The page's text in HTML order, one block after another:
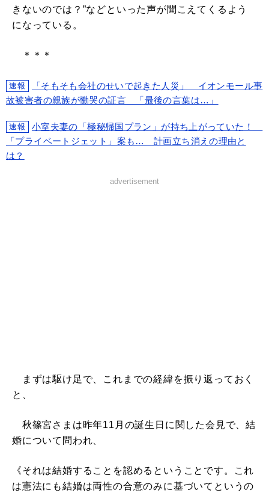
きないのでは？”などといった声が聞こえてくるよう
になっている。
＊＊＊
速報
「そもそも会社のせいで起きた人災」 イオンモール事
故被害者の親族が慟哭の証言 「最後の言葉は…」
速報
小室夫妻の「極秘帰国プラン」が持ち上がっていた！
「プライベートジェット」案も… 計画立ち消えの理由と
は？
advertisement
まずは駆け足で、これまでの経緯を振り返っておく
と、
秋篠宮さまは昨年11月の誕生日に関した会見で、結
婚について問われ、
《それは結婚することを認めるということです。これ
は憲法にも結婚は両性の合意のみに基づいてというの